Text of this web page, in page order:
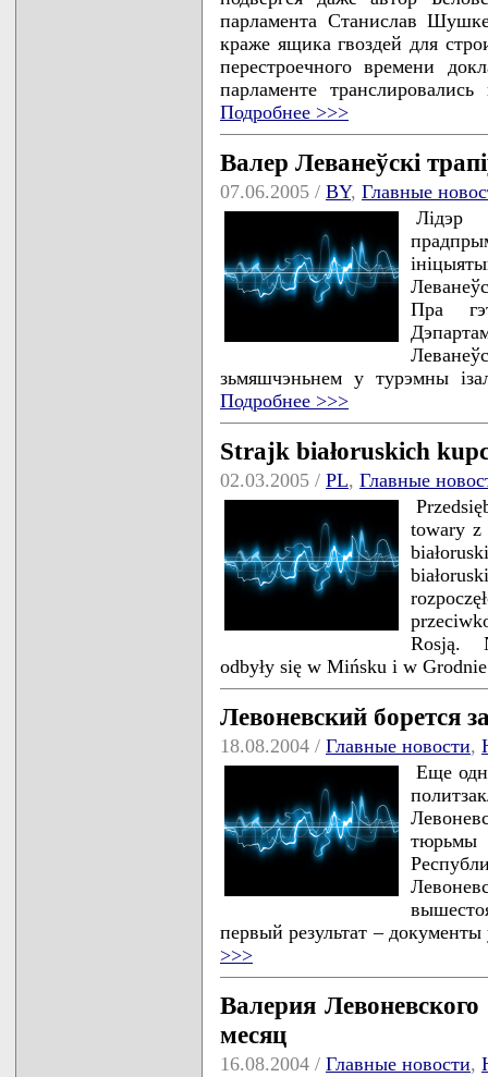
парламента Станислав
краже ящика гвоздей для
перестроечного времени
парламенте
Подробнее >>>
Валер Леванеўскі
07.06.2005 / BY, Главные
Лідэр
Пра
зьмяшчэньнем у турэмны
Подробнее >>>
Strajk białoruskich
02.03.2005 / PL, Главные
towary z
Rosją.
odbyły się w Mińsku i w
Левоневский борется
18.08.2004 / Главные новости,
Еще
первый результат –
>>>
Валерия
месяц
16.08.2004 / Главные новости,